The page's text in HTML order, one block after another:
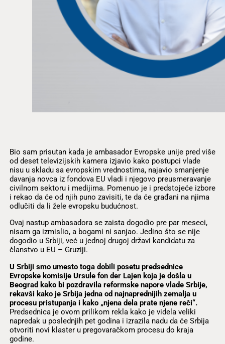
Bio sam prisutan kada je ambasador Evropske unije pred više
od deset televizijskih kamera izjavio kako postupci vlade
nisu u skladu sa evropskim vrednostima, najavio smanjenje
davanja novca iz fondova EU vladi i njegovo preusmeravanje
civilnom sektoru i medijima. Pomenuo je i predstojeće izbore
i rekao da će od njih puno zavisiti, te da će građani na njima
odlučiti da li žele evropsku budućnost.
Ovaj nastup ambasadora se zaista dogodio pre par meseci,
nisam ga izmislio, a bogami ni sanjao. Jedino što se nije
dogodio u Srbiji, već u jednoj drugoj državi kandidatu za
članstvo u EU – Gruziji.
U Srbiji smo umesto toga dobili posetu predsednice
Evropske komisije Ursule fon der Lajen koja je došla u
Beograd kako bi pozdravila reformske napore vlade Srbije,
rekavši kako je Srbija jedna od najnaprednijih zemalja u
procesu pristupanja i kako „njena dela prate njene reči“.
Predsednica je ovom prilikom rekla kako je videla veliki
napredak u poslednjih pet godina i izrazila nadu da će Srbija
otvoriti novi klaster u pregovaračkom procesu do kraja
godine.